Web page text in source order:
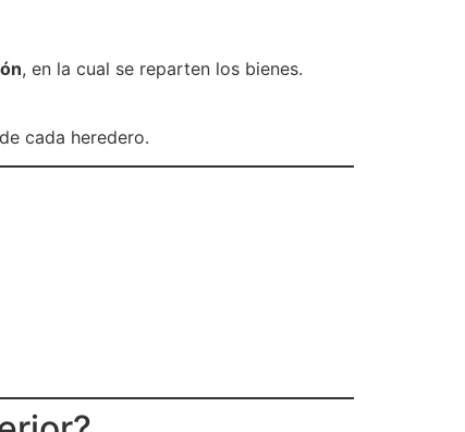
, en la cual se reparten los bienes.
cada heredero.